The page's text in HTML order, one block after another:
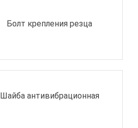
Болт крепления резца
Шайба антивибрационная